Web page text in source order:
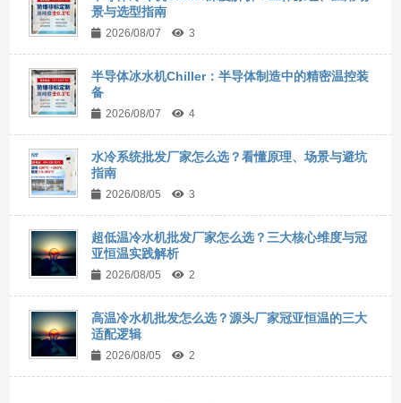
景与选型指南
2026/08/07 3
半导体冰水机Chiller：半导体制造中的精密温控装
备
2026/08/07 4
水冷系统批发厂家怎么选？看懂原理、场景与避坑
指南
2026/08/05 3
超低温冷水机批发厂家怎么选？三大核心维度与冠
亚恒温实践解析
2026/08/05 2
高温冷水机批发怎么选？源头厂家冠亚恒温的三大
适配逻辑
2026/08/05 2